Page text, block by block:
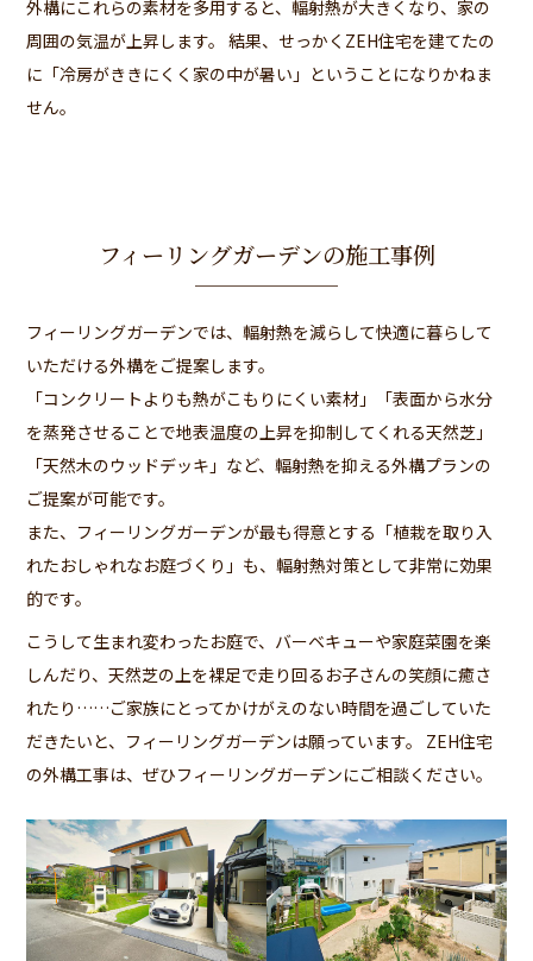
外構にこれらの素材を多用すると、輻射熱が大きくなり、家の
周囲の気温が上昇します。 結果、せっかくZEH住宅を建てたの
に「冷房がききにくく家の中が暑い」ということになりかねま
せん。
フィーリングガーデンの施工事例
フィーリングガーデンでは、輻射熱を減らして快適に暮らして
いただける外構をご提案します。
「コンクリートよりも熱がこもりにくい素材」「表面から水分
を蒸発させることで地表温度の上昇を抑制してくれる天然芝」
「天然木のウッドデッキ」など、輻射熱を抑える外構プランの
ご提案が可能です。
また、フィーリングガーデンが最も得意とする「植栽を取り入
れたおしゃれなお庭づくり」も、輻射熱対策として非常に効果
的です。
こうして生まれ変わったお庭で、バーベキューや家庭菜園を楽
しんだり、天然芝の上を裸足で走り回るお子さんの笑顔に癒さ
れたり……ご家族にとってかけがえのない時間を過ごしていた
だきたいと、フィーリングガーデンは願っています。 ZEH住宅
の外構工事は、ぜひフィーリングガーデンにご相談ください。